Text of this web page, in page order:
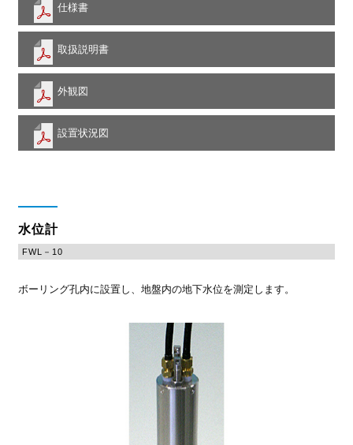
仕様書
取扱説明書
外観図
設置状況図
水位計
FWL－10
ボーリング孔内に設置し、地盤内の地下水位を測定します。